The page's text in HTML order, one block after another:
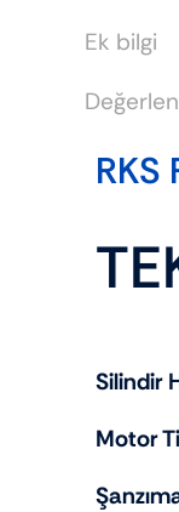
Ek bilgi
RKS
Silindir
Motor